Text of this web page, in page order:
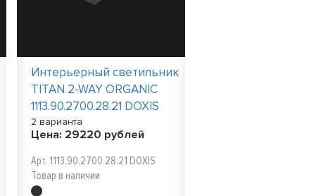
Интерьерный светильник
TITAN 2-WAY ORGANIC
1113.90.2700.28.21 DOXIS
2 варианта
Цена: 29220 рублей
Арт. 1113.90.2700.28.21 DOXIS
Товар в наличии